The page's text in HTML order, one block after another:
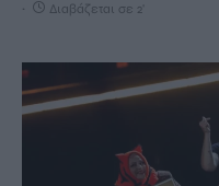
Διαβάζεται σε 2'